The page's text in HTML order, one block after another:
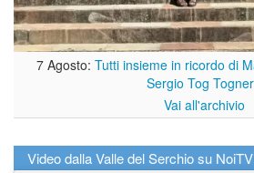
7 Agosto: Tutti insieme in ricordo di
Sergio Tog
Vai all'archivio
Video dalla Valle del Serchio su NoiTV